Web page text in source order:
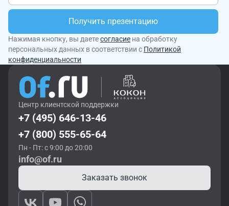
Получить презентацию
Нажимая кнопку, вы даетесогласие на обработку
персональных данных в соответствии с Политикой
конфиденциальности
Центр клиентской поддержки
+7 (495) 646-13-46
+7 (800) 555-65-64
Пн - Пт: с 9:00 до 20:00
info@of.ru
Заказать звонок